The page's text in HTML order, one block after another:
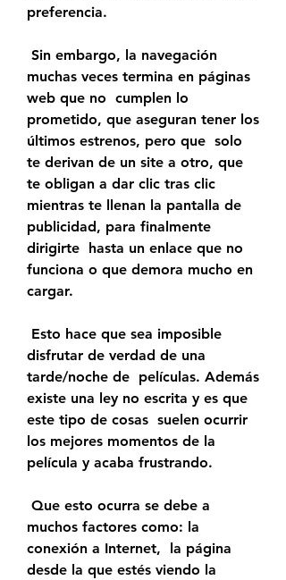
preferencia.
muchas veces termina en páginas
web que no  cumplen lo
prometido, que aseguran tener los
últimos estrenos, pero que  solo
te derivan de un site a otro, que
te obligan a dar clic tras clic
mientras te llenan la pantalla de
publicidad, para finalmente
dirigirte  hasta un enlace que no
funciona o que demora mucho en
cargar.
disfrutar de verdad de una
tarde/noche de  películas. Además
existe una ley no escrita y es que
este tipo de cosas  suelen ocurrir
los mejores momentos de la
película y acaba frustrando.
muchos factores como: la
conexión a Internet,  la página
desde la que estés viendo la